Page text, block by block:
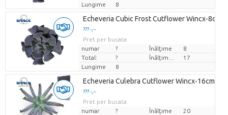
Lungime
8
Echeveria Cubic Frost Cutflower Wincx-8cm
??? -,--
Pret per bucata
numar
? Înălţime
8
Total:
?
17
Lungime
8
Echeveria Culebra Cutflower Wincx-16cm
??? -,--
Pret per bucata
numar
? Înălţime
20